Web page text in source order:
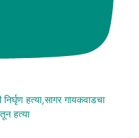
हत्या,सागर गायकवाडचा
हत्या